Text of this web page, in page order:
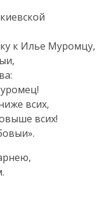
к Илье Муромцу,
всих,
всих!